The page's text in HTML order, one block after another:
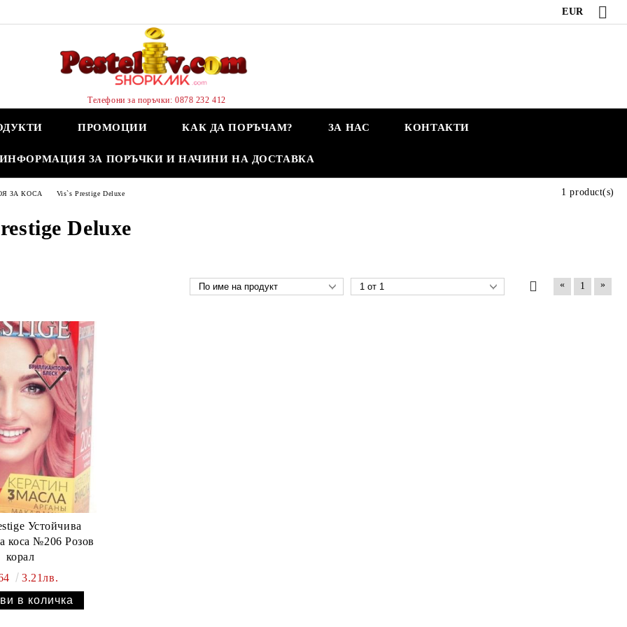
EUR
Телефони за поръчки: 0878 232 412
ПРОМОЦИИ КАК ДА ПОРЪЧАМ? ЗА НАС КОНТАКТИ
ИНФОРМАЦИЯ ЗА ПОРЪЧКИ И НАЧИНИ НА ДОСТАВКА
ЗА КОСА Vis`s Prestige Deluxe
Deluxe
1 product(s)
« 1 »
Устойчива
коса №206 Розов
корал
3.21лв.